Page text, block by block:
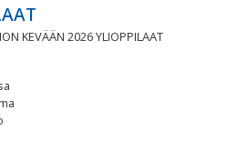
KEVÄÄN 2026 YLIOPPILAAT